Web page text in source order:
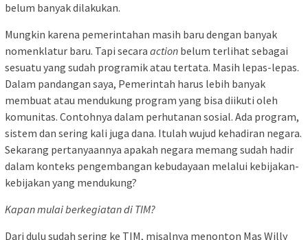
belum banyak dilakukan.
Mungkin karena pemerintahan masih baru dengan banyak
nomenklatur baru. Tapi secara action belum terlihat sebagai
sesuatu yang sudah programik atau tertata. Masih lepas-lepas.
Dalam pandangan saya, Pemerintah harus lebih banyak
membuat atau mendukung program yang bisa diikuti oleh
komunitas. Contohnya dalam perhutanan sosial. Ada program,
sistem dan sering kali juga dana. Itulah wujud kehadiran negara.
Sekarang pertanyaannya apakah negara memang sudah hadir
dalam konteks pengembangan kebudayaan melalui kebijakan-
kebijakan yang mendukung?
Kapan mulai berkegiatan di TIM?
Dari dulu sudah sering ke TIM, misalnya menonton Mas Willy